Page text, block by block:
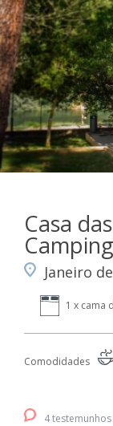
Casa
Camping
Janeiro
1 x cama
Comodidades
4 testemunhos